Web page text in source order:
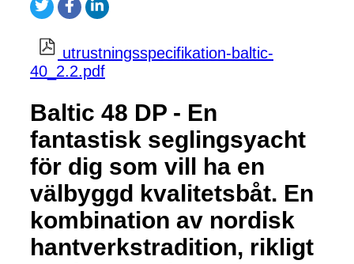
utrustningsspecifikation-baltic-
40_2.2.pdf
Baltic 48 DP - En
fantastisk seglingsyacht
för dig som vill ha en
välbyggd kvalitetsbåt. En
kombination av nordisk
hantverkstradition, rikligt